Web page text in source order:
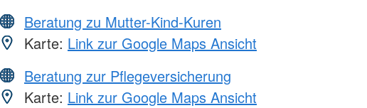
Beratung zu Mutter-Kind-Kuren
Karte: Link zur Google Maps Ansicht
Beratung zur Pflegeversicherung
Karte: Link zur Google Maps Ansicht